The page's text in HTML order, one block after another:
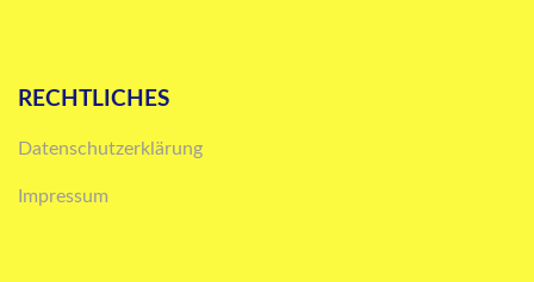
RECHTLICHES
Datenschutzerklärung
Impressum